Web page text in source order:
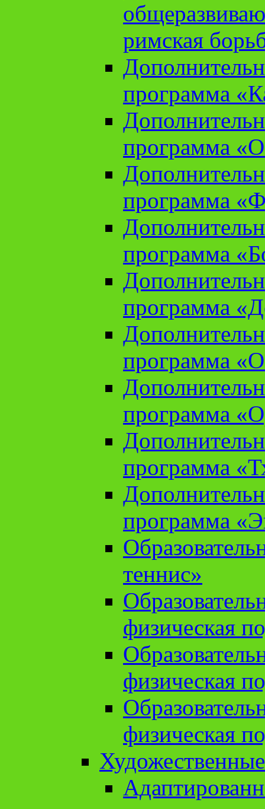
римская
программа
программа
программа
программа
программа
программа
программа
программа
программа
теннис»
физическая
физическая
физическая
Художественные